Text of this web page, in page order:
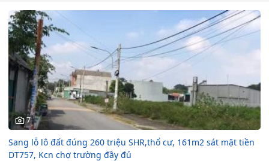
7
Sang lỗ lô đất đúng 260 triệu SHR,thổ cư, 161m2 sát mặt tiền
DT757, Kcn chợ trường đầy đủ